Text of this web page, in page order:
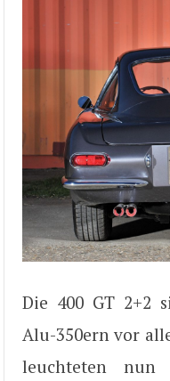
Die 400 GT 2+2
Alu-350ern vor
leuchteten nun